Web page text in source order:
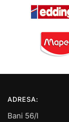
ADRESA:
Bani 56/I